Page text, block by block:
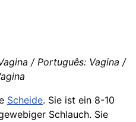
/ Português: Vagina /
Scheide. Sie ist ein 8-10
Schlauch. Sie